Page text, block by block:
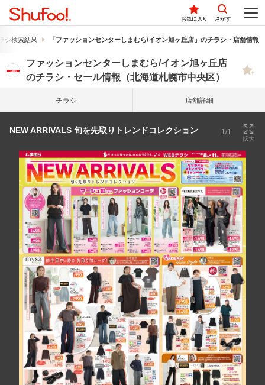
お気に入り さがす
シ検索結果 「ファッションセンターしまむら/イオン旭ヶ丘店」のチラシ・店舗情報
ファッションセンターしまむら/イオン旭ヶ丘店
のチラシ・セール情報（北海道札幌市中央区）
チラシ 店舗詳細
NEW ARRIVALS 旬を先取りトレンドコレクション 1/1
拡大